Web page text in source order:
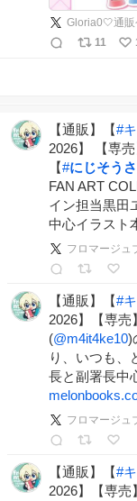
Gloria0🤍通
11
【通販】【#
2026】 【専
【#にじそう
FAN ART
イン担当黒田
中心イラスト
フロマージュ
【通販】【#
2026】【専売
(@m4it4ke10)
り、いつも
長と副署長中
フロマージュ
【通販】【#
2026】【専売